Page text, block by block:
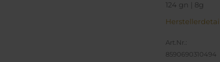
124 gn | 8g
Art.Nr.:
8590690310494